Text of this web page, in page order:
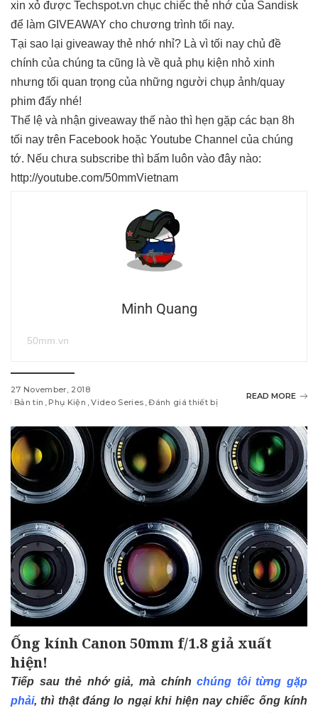
xin xỏ được Techspot.vn chục chiếc thẻ nhớ của Sandisk
để làm GIVEAWAY cho chương trình tối nay.
Tại sao lại giveaway thẻ nhớ nhỉ? Là vì tối nay chủ đề
chính của chúng ta cũng là về quả phụ kiện nhỏ xinh
nhưng tối quan trọng của những người chụp ảnh/quay
phim đấy nhé!
Thể lệ và nhận giveaway thế nào thì hẹn gặp các bạn 8h
tối nay trên Facebook hoặc Youtube Channel của chúng
tớ. Nếu chưa subscribe thì bấm luôn vào đây nào:
http://youtube.com/50mmVietnam
Minh Quang
50mm.vn
27 November, 2018
Bản tin
Phụ Kiện Video Series Đánh giá thiết bị
READ MORE
Ống kính Canon 50mm f/1.8 giả xuất
hiện!
Tiếp sau thẻ nhớ giả, mà chínhchúng tôi từng gặp
phải, thì thật đáng lo ngại khi hiện nay chiếc ống kính